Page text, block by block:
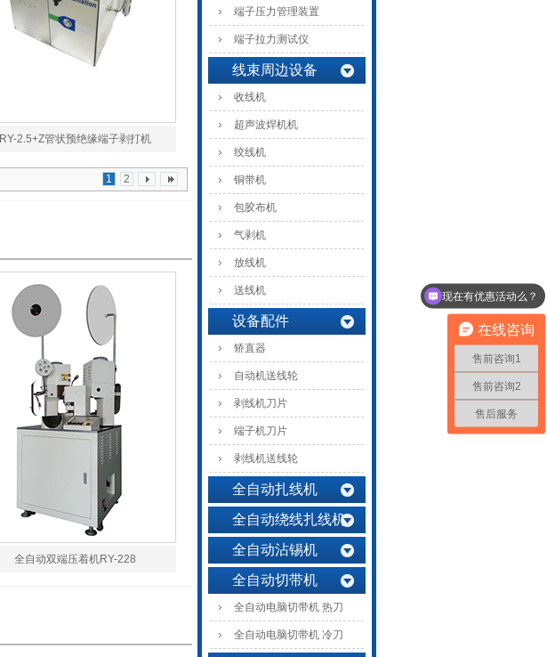
RY-2.5+Z管状预绝缘端子剥打机
1 2
全自动双端压着机RY-228
端子压力管理装置
端子拉力测试仪
线束周边设备
收线机
超声波焊机机
绞线机
铜带机
包胶布机
气剥机
放线机
送线机
设备配件
矫直器
自动机送线轮
剥线机刀片
端子机刀片
剥线机送线轮
全自动扎线机
全自动绕线扎线机
全自动沾锡机
全自动切带机
全自动电脑切带机 热刀
全自动电脑切带机 冷刀
在线咨询
售前咨询1
售前咨询2
售后服务
可以介绍下你们的产品么？